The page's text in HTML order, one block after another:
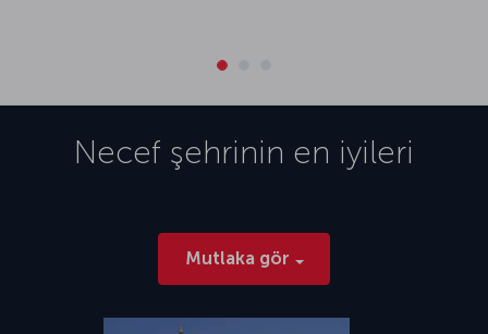
Necef şehrinin en iyileri
Mutlaka gör